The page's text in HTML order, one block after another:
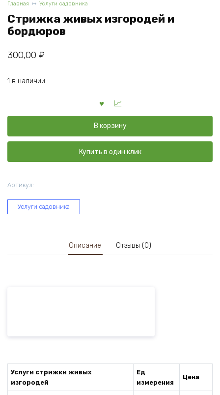
Главная Услуги садовника
Стрижка живых изгородей и
бордюров
300,00 ₽
1 в наличии
В корзину
Купить в один клик
Артикул:
Услуги садовника
Описание Отзывы (0)
Услуги стрижки живых
изгородей
Ед
измерения
Цена